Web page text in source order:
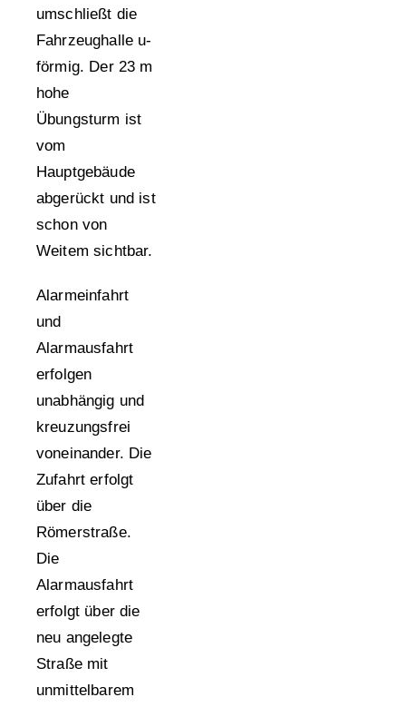
umschließt die
Fahrzeughalle u-
förmig. Der 23 m
hohe
Übungsturm ist
vom
Hauptgebäude
abgerückt und ist
schon von
Weitem sichtbar.
Alarmeinfahrt
und
Alarmausfahrt
erfolgen
unabhängig und
kreuzungsfrei
voneinander. Die
Zufahrt erfolgt
über die
Römerstraße.
Die
Alarmausfahrt
erfolgt über die
neu angelegte
Straße mit
unmittelbarem